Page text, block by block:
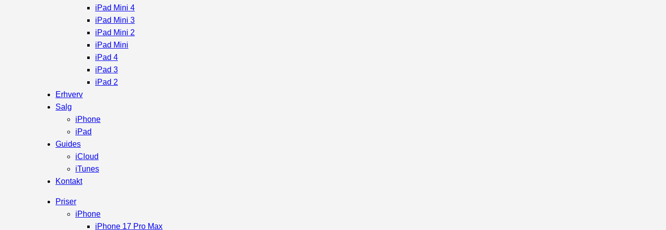
iPad Mini 4
iPad Mini 3
iPad Mini 2
iPad Mini
iPad 4
iPad 3
iPad 2
Erhverv
Salg
iPhone
iPad
Guides
iCloud
iTunes
Kontakt
Priser
iPhone
iPhone 17 Pro Max